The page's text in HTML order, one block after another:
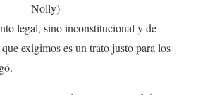
Nolly)
legal, sino inconstitucional y de
exigimos es un trato justo para los